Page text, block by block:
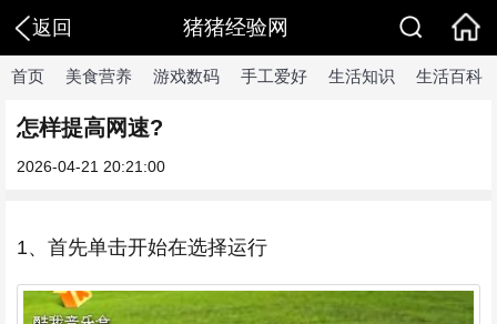
返回 猪猪经验网
首页 美食营养 游戏数码 手工爱好 生活知识 生活百科
怎样提高网速?
2026-04-21 20:21:00
1、首先单击开始在选择运行